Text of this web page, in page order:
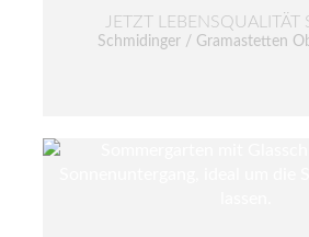
JETZT LEBENSQUALITÄT
Schmidinger / Gramastetten